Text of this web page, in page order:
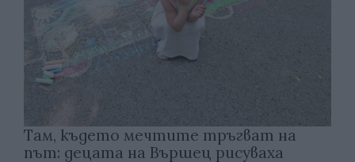
Там, където мечтите тръгват на
път: децата на Вършец рисуваха